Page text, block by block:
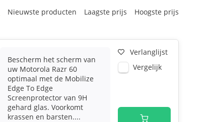
Nieuwste producten Laagste prijs Hoogste prijs
Bescherm het scherm van
uw Motorola Razr 60
optimaal met de Mobilize
Edge To Edge
Screenprotector van 9H
gehard glas. Voorkomt
krassen en barsten....
Verlanglijst
Vergelijk